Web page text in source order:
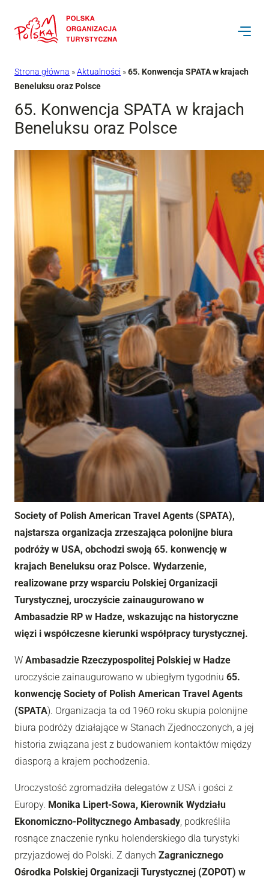
do
Strona główna »Aktualności »65. Konwencja SPATA w krajach
Beneluksu oraz Polsce
65. Konwencja SPATA w krajach
Beneluksu oraz Polsce
Society of Polish American Travel Agents (SPATA),
najstarsza organizacja zrzeszająca polonijne biura
podróży w USA, obchodzi swoją 65. konwencję w
krajach Beneluksu oraz Polsce. Wydarzenie,
realizowane przy wsparciu Polskiej Organizacji
Turystycznej, uroczyście zainaugurowano w
Ambasadzie RP w Hadze, wskazując na historyczne
więzi i współczesne kierunki współpracy turystycznej.
W Ambasadzie Rzeczypospolitej Polskiej w Hadze
uroczyście zainaugurowano w ubiegłym tygodniu 65.
konwencję Society of Polish American Travel Agents
(SPATA). Organizacja ta od 1960 roku skupia polonijne
biura podróży działające w Stanach Zjednoczonych, a jej
historia związana jest z budowaniem kontaktów między
diasporą a krajem pochodzenia.
Uroczystość zgromadziła delegatów z USA i gości z
Europy. Monika Lipert-Sowa, Kierownik Wydziału
Ekonomiczno-Politycznego Ambasady, podkreśliła
rosnące znaczenie rynku holenderskiego dla turystyki
przyjazdowej do Polski. Z danych Zagranicznego
Ośrodka Polskiej Organizacji Turystycznej (ZOPOT) w